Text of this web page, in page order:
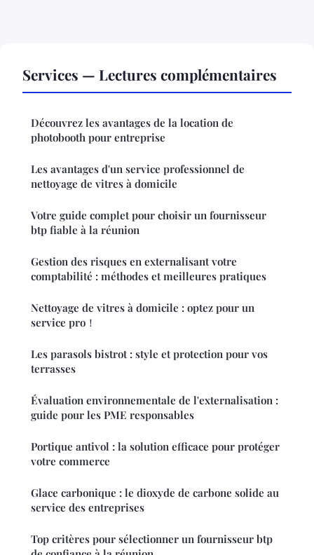
Services — Lectures complémentaires
Découvrez les avantages de la location de
photobooth pour entreprise
Les avantages d'un service professionnel de
nettoyage de vitres à domicile
Votre guide complet pour choisir un fournisseur
btp fiable à la réunion
Gestion des risques en externalisant votre
comptabilité : méthodes et meilleures pratiques
Nettoyage de vitres à domicile : optez pour un
service pro！
Les parasols bistrot : style et protection pour vos
terrasses
Évaluation environnementale de l'externalisation :
guide pour les PME responsables
Portique antivol : la solution efficace pour protéger
votre commerce
Glace carbonique : le dioxyde de carbone solide au
service des entreprises
Top critères pour sélectionner un fournisseur btp